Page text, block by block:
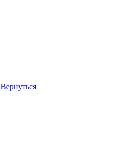
Вернуться